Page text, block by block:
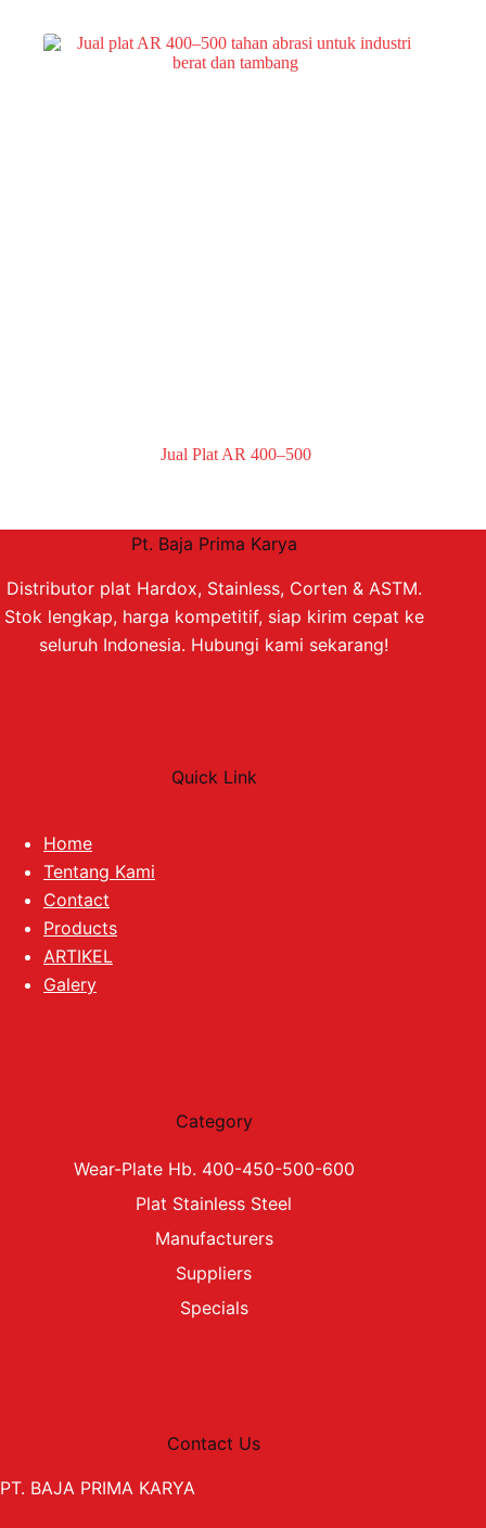
Jual Plat AR 400–500
Pt. Baja Prima Karya
Distributor plat Hardox, Stainless, Corten & ASTM.
Stok lengkap, harga kompetitif, siap kirim cepat ke
seluruh Indonesia. Hubungi kami sekarang!
Quick Link
Home
Tentang Kami
Contact
Products
ARTIKEL
Galery
Category
Wear-Plate Hb. 400-450-500-600
Plat Stainless Steel
Manufacturers
Suppliers
Specials
Contact Us
PT. BAJA PRIMA KARYA